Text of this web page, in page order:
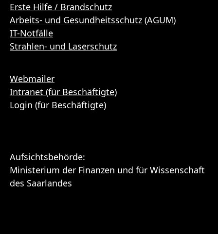
Erste Hilfe / Brandschutz
Arbeits- und Gesundheitsschutz (AGUM)
IT-Notfälle
Strahlen- und Laserschutz
Webmailer
Intranet (für Beschäftigte)
Login (für Beschäftigte)
Aufsichtsbehörde:
Ministerium der Finanzen und für Wissenschaft
des Saarlandes